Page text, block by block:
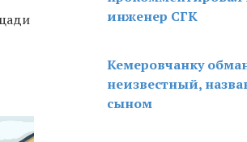
инженер СГК
Кемеровчанку
неизвестный,
сыном